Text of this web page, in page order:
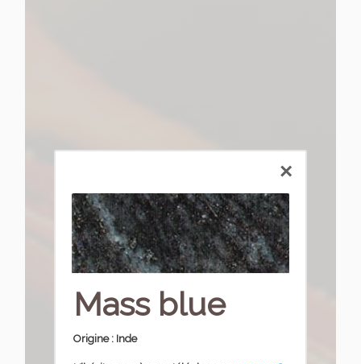
Mass blue
Origine : Inde